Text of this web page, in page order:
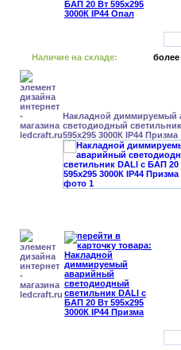
Наличие на складе: более
Накладной диммируемый
светодиодный
595x295 3000К IP44 Призма